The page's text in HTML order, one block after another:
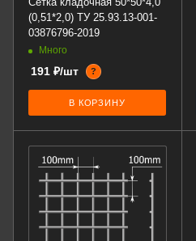
(0,51*2,0) ТУ 25.93.13-001-
03876796-2019
Много
191 ₽/шт ?
В КОРЗИНУ